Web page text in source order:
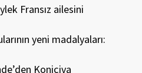
Fransız ailesini
yeni madalyaları:
Koniçiva